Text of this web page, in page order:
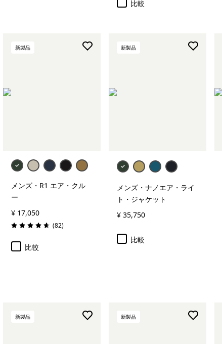
比較
新製品
メンズ・R1 エア・クル
ー
¥ 17,050
評価: 4.7 / 5 (82レビュー
)
比較
新製品
メンズ・ナノエア・ライ
ト・ジャケット
¥ 35,750
比較
新製品 新製品